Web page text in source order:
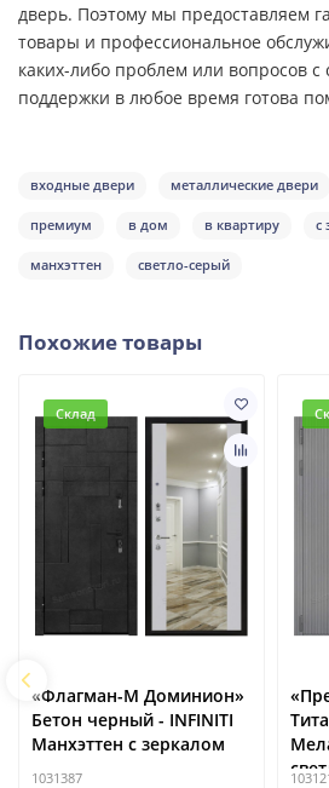
дверь. Поэтому мы предоставляем
товары и профессиональное
каких-либо проблем или вопросов
поддержки в любое время готова
входные двери металлические двери
премиум в дом в квартиру с
манхэттен светло-серый
Похожие товары
Склад
«Флагман-М Доминион»
Бетон черный - INFINITI
Манхэттен с зеркалом
1031387